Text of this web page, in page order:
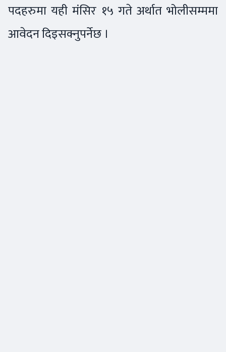
पदहरुमा यही मंसिर १५ गते अर्थात भोलीसम्ममा
आवेदन दिइसक्नुपर्नेछ ।